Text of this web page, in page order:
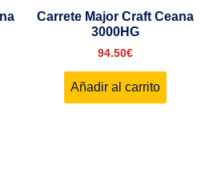
Carrete Major Craft Ceana
3000HG
94.50€
Añadir al carrito